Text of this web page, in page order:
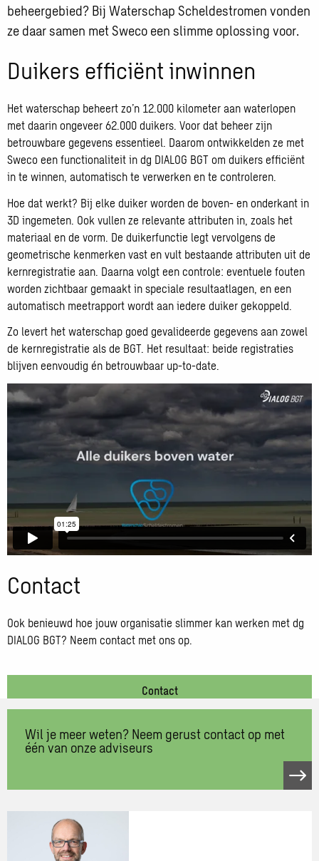
beheergebied? Bij Waterschap Scheldestromen vonden
ze daar samen met Sweco een slimme oplossing voor.
Duikers efficiënt inwinnen
Het waterschap beheert zo’n 12.000 kilometer aan waterlopen
met daarin ongeveer 62.000 duikers. Voor dat beheer zijn
betrouwbare gegevens essentieel. Daarom ontwikkelden ze met
Sweco een functionaliteit in dg DIALOG BGT om duikers efficiënt
in te winnen, automatisch te verwerken en te controleren.
Hoe dat werkt? Bij elke duiker worden de boven- en onderkant in
3D ingemeten. Ook vullen ze relevante attributen in, zoals het
materiaal en de vorm. De duikerfunctie legt vervolgens de
geometrische kenmerken vast en vult bestaande attributen uit de
kernregistratie aan. Daarna volgt een controle: eventuele fouten
worden zichtbaar gemaakt in speciale resultaatlagen, en een
automatisch meetrapport wordt aan iedere duiker gekoppeld.
Zo levert het waterschap goed gevalideerde gegevens aan zowel
de kernregistratie als de BGT. Het resultaat: beide registraties
blijven eenvoudig én betrouwbaar up-to-date.
Contact
Ook benieuwd hoe jouw organisatie slimmer kan werken met dg
DIALOG BGT? Neem contact met ons op.
Contact
Wil je meer weten? Neem gerust contact op met
één van onze adviseurs
op